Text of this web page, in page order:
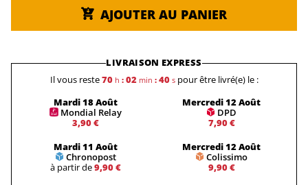
AJOUTER AU PANIER
LIVRAISON EXPRESS
Il vous reste70h : 02min : 39s pour être livré(e) le :
Mardi 18 Août
Mondial Relay
3,90 €
Mercredi 12 Août
DPD
7,90 €
Mardi 11 Août
Chronopost
à partir de9,90 €
Mercredi 12 Août
Colissimo
9,90 €